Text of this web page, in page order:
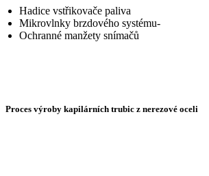
Hadice vstřikovače paliva
Mikrovlnky brzdového systému-
Ochranné manžety snímačů
Proces výroby kapilárních trubic z nerezové oceli